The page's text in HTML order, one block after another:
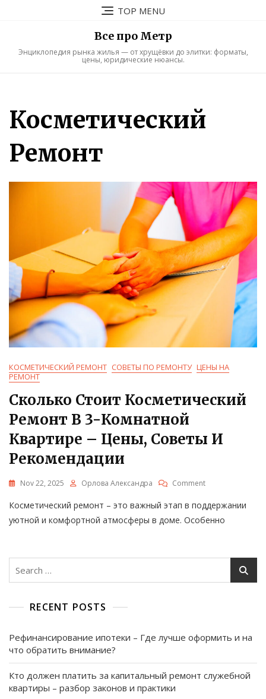
TOP MENU
Все про Метр
Энциклопедия рынка жилья — от хрущёвки до элитки: форматы,
цены, юридические нюансы.
Косметический
Ремонт
КОСМЕТИЧЕСКИЙ РЕМОНТ СОВЕТЫ ПО РЕМОНТУ ЦЕНЫ НА
РЕМОНТ
Сколько Стоит Косметический
Ремонт В 3-Комнатной
Квартире – Цены, Советы И
Рекомендации
Nov 22, 2025 Орлова Александра CommentOn
Стоит
Косметический
Комнатной
–
Косметический ремонт – это важный этап в поддержании
уютной и комфортной атмосферы в доме. Особенно
Search
RECENT POSTS
Рефинансирование ипотеки – Где лучше оформить и на
что обратить внимание?
Кто должен платить за капитальный ремонт служебной
квартиры – разбор законов и практики